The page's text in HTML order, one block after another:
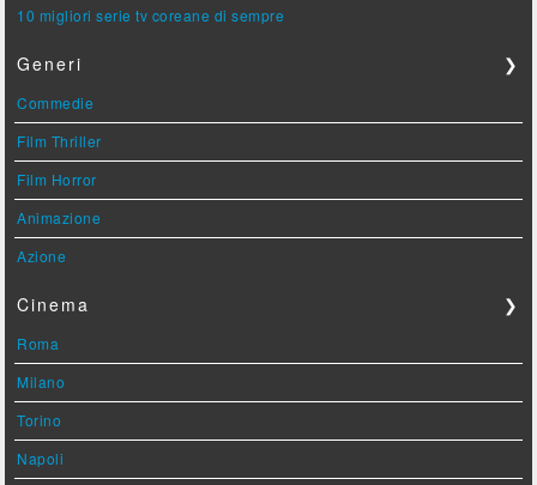
10 migliori serie tv coreane di sempre
Generi ❯
Commedie
Film Thriller
Film Horror
Animazione
Azione
Cinema ❯
Roma
Milano
Torino
Napoli